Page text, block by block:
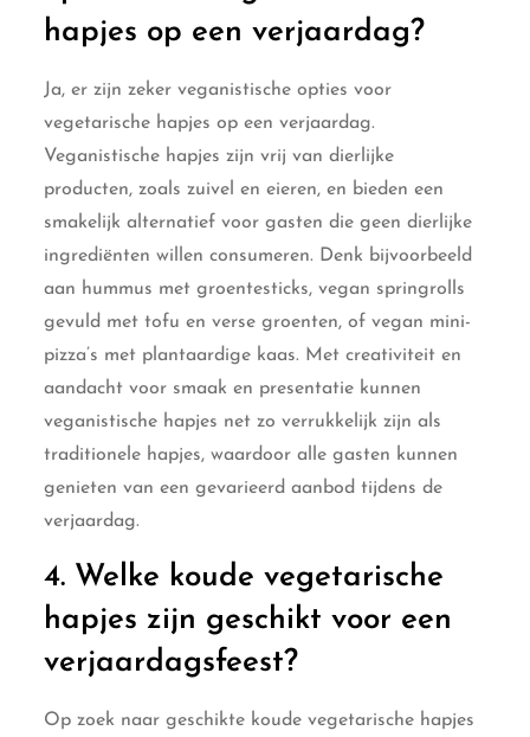
hapjes op een verjaardag?
Ja, er zijn zeker veganistische opties voor
vegetarische hapjes op een verjaardag.
Veganistische hapjes zijn vrij van dierlijke
producten, zoals zuivel en eieren, en bieden een
smakelijk alternatief voor gasten die geen dierlijke
ingrediënten willen consumeren. Denk bijvoorbeeld
aan hummus met groentesticks, vegan springrolls
gevuld met tofu en verse groenten, of vegan mini-
pizza’s met plantaardige kaas. Met creativiteit en
aandacht voor smaak en presentatie kunnen
veganistische hapjes net zo verrukkelijk zijn als
traditionele hapjes, waardoor alle gasten kunnen
genieten van een gevarieerd aanbod tijdens de
verjaardag.
4. Welke koude vegetarische
hapjes zijn geschikt voor een
verjaardagsfeest?
Op zoek naar geschikte koude vegetarische hapjes